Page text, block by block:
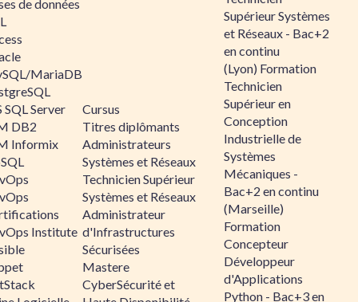
de données
MariaDB
SQL Server
DB2
Informix
Institute
Cursus
Titres diplômants
Administrateurs
Systèmes et Réseaux
Technicien Supérieur
Systèmes et Réseaux
Administrateur
d'Infrastructures
Sécurisées
Mastere
CyberSécurité et
Supérieur Systèmes
et Réseaux - Bac+2
en continu
(Lyon) Formation
Technicien
Supérieur en
Conception
Industrielle de
Systèmes
Mécaniques -
Bac+2 en continu
(Marseille)
Formation
Concepteur
Développeur
d'Applications
Python - Bac+3 en